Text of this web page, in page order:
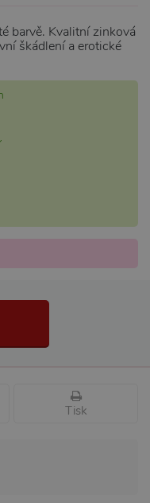
barvě. Kvalitní zinková
škádlení a erotické
Tisk